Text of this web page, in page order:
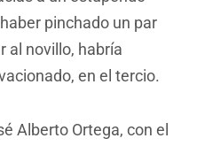
pinchado un par
al novillo, habría
en el tercio.
Alberto Ortega, con el